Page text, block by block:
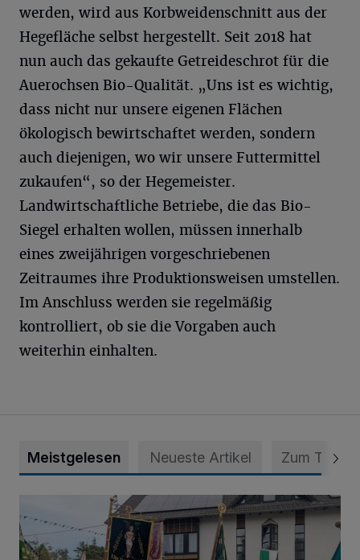
werden, wird aus Korbweidenschnitt aus der
Hegefläche selbst hergestellt. Seit 2018 hat
nun auch das gekaufte Getreideschrot für die
Auerochsen Bio-Qualität. „Uns ist es wichtig,
dass nicht nur unsere eigenen Flächen
ökologisch bewirtschaftet werden, sondern
auch diejenigen, wo wir unsere Futtermittel
zukaufen“, so der Hegemeister.
Landwirtschaftliche Betriebe, die das Bio-
Siegel erhalten wollen, müssen innerhalb
eines zweijährigen vorgeschriebenen
Zeitraumes ihre Produktionsweisen umstellen.
Im Anschluss werden sie regelmäßig
kontrolliert, ob sie die Vorgaben auch
weiterhin einhalten.
Meistgelesen Neueste Artikel Zum Thema
Nach der Parade folgt Montag das Königsschießen